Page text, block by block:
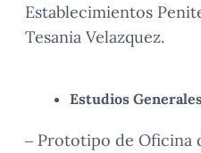
Establecimientos
Tesania Velazquez.
Estudios
– Prototipo de Oficina